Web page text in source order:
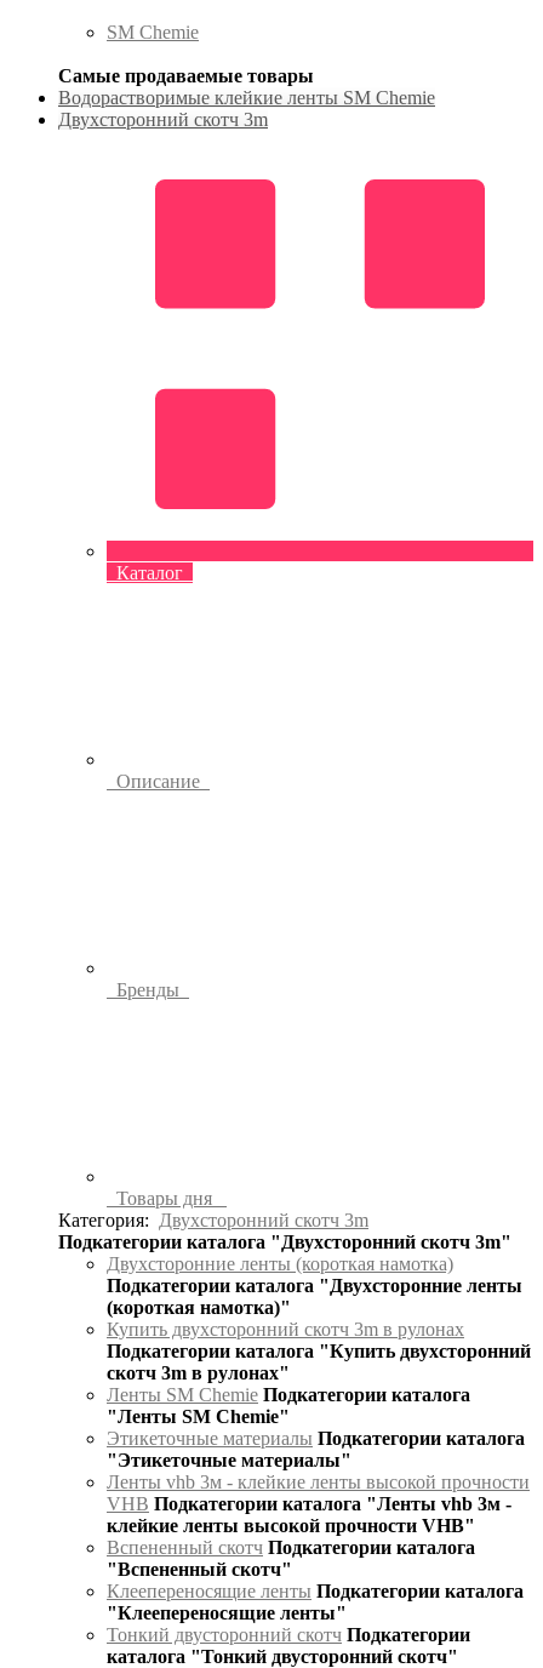
SM Chemie
Самые продаваемые товары
Водорастворимые клейкие ленты SM Chemie
Двухсторонний скотч 3m
Каталог
Описание
Бренды
Товары дня
Категория:
Двухсторонний скотч 3m
Подкатегории каталога "Двухсторонний скотч 3m"
Двухсторонние ленты (короткая намотка)
Подкатегории каталога "Двухсторонние ленты
(короткая намотка)"
Купить двухсторонний скотч 3m в рулонах
Подкатегории каталога "Купить двухсторонний
скотч 3m в рулонах"
Ленты SM Chemie Подкатегории каталога
"Ленты SM Chemie"
Этикеточные материалы Подкатегории каталога
"Этикеточные материалы"
Ленты vhb 3м - клейкие ленты высокой прочности
VHB Подкатегории каталога "Ленты vhb 3м -
клейкие ленты высокой прочности VHB"
Вспененный скотч Подкатегории каталога
"Вспененный скотч"
Клеепереносящие ленты Подкатегории каталога
"Клеепереносящие ленты"
Тонкий двусторонний скотч Подкатегории
каталога "Тонкий двусторонний скотч"